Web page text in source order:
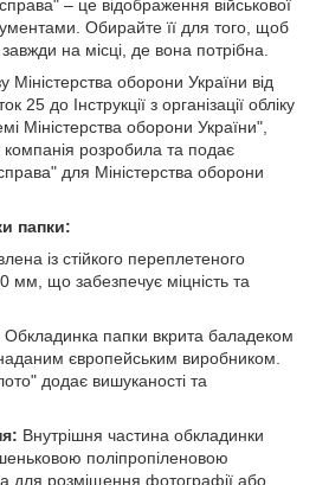
– це відображення військової
Обирайте її для того, щоб
на місці, де вона потрібна.
Міністерства оборони України від
до Інструкції з організації обліку
Міністерства оборони України",
розробила та подає
для Міністерства оборони
папки:
із стійкого переплетеного
мм, що забезпечує міцність та
Обкладинка папки вкрита баладеком
європейським виробником.
додає вишуканості та
Внутрішня частина обкладинки
поліпропіленовою
для розміщення фотографії або